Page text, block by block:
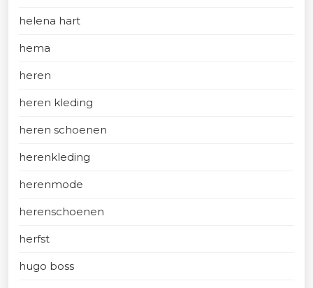
helena hart
hema
heren
heren kleding
heren schoenen
herenkleding
herenmode
herenschoenen
herfst
hugo boss